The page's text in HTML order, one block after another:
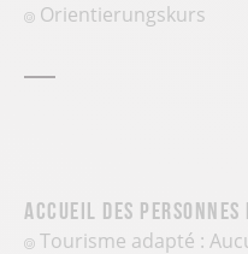
Orientierungskurs
Accueil des
Tourisme adapté :